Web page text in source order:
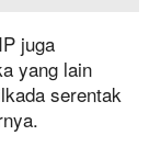
juga
yang lain
serentak